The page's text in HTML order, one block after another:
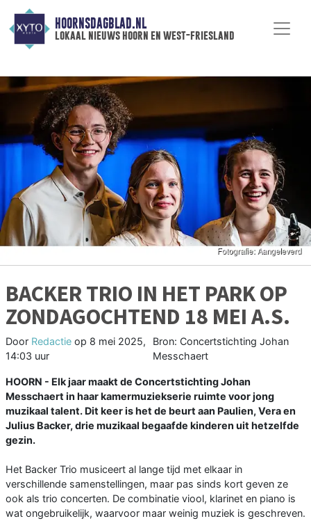
HOORNSDAGBLAD.NL
lokaal nieuws hoorn en west-friesland
BACKER TRIO IN HET PARK OP
ZONDAGOCHTEND 18 MEI A.S.
Door Redactie op 8 mei 2025,
14:03 uur
Bron: Concertstichting Johan
Messchaert
HOORN - Elk jaar maakt de Concertstichting Johan
Messchaert in haar kamermuziekserie ruimte voor jong
muzikaal talent. Dit keer is het de beurt aan Paulien, Vera en
Julius Backer, drie muzikaal begaafde kinderen uit hetzelfde
gezin.
Het Backer Trio musiceert al lange tijd met elkaar in
verschillende samenstellingen, maar pas sinds kort geven ze
ook als trio concerten. De combinatie viool, klarinet en piano is
wat ongebruikelijk, waarvoor maar weinig muziek is geschreven.